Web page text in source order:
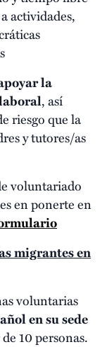
actividades,
la
, así
riesgo que la
y tutores/as
voluntariado
en ponerte en
migrantes en
voluntarias
en su sede
10 personas.